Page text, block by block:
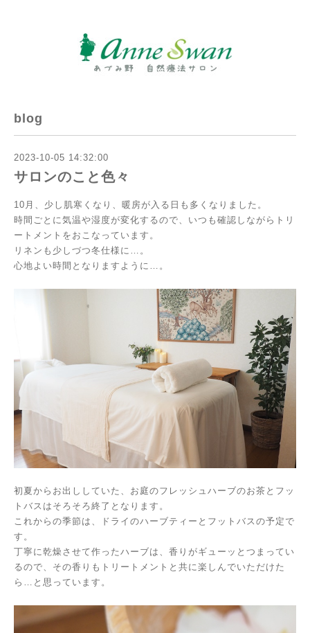
blog
2023-10-05 14:32:00
サロンのこと色々
10月、 少し肌寒くなり、暖房が入る日も多くなりました。
時間ごとに気温や湿度が変化するので、 いつも確認しながらトリ
ートメントをおこなっています。
リネンも少しづつ冬仕様に…。
心地よい時間となりますように…。
初夏からお出ししていた、お庭のフレッシュハーブのお茶とフッ
トバスはそろそろ終了となります。
これからの季節は、ドライのハーブティーとフットバスの予定で
す。
丁寧に乾燥させて作ったハーブは、香りがギューッとつまってい
るので、その香りも トリートメントと共に楽しんでいただけた
ら…と思っています。